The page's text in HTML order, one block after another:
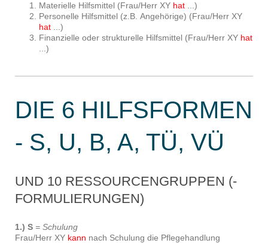
Materielle Hilfsmittel (Frau/Herr XY hat ...)
Personelle Hilfsmittel (z.B. Angehörige) (Frau/Herr XY
hat ...)
Finanzielle oder strukturelle Hilfsmittel (Frau/Herr XY hat
...)
DIE 6 HILFSFORMEN
- S, U, B, A, TÜ, VÜ
UND 10 RESSOURCENGRUPPEN (-
FORMULIERUNGEN)
1.) S = Schulung
Frau/Herr XY kann nach Schulung die Pflegehandlung